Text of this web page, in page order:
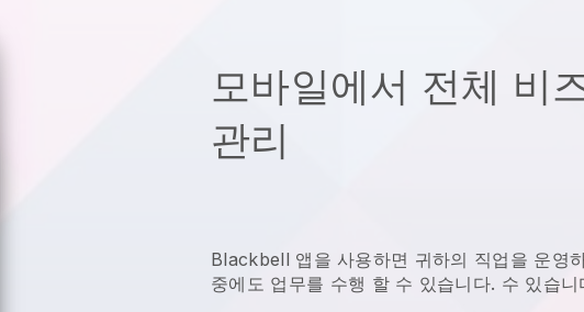
모바일에서 전체 비
관리
Blackbell 앱을 사용하면 귀하의 직업을 운영
중에도 업무를 수행 할 수 있습니다. 수 있습니